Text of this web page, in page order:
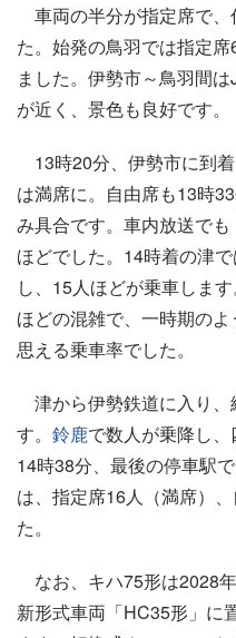
車両の半分が指定席で、
た。始発の鳥羽では指定
ました。伊勢市～鳥羽間
が近く、景色も良好です。
13時20分、伊勢市に到
は満席に。自由席も13時
み具合です。車内放送で
ほどでした。14時着の津
し、15人ほどが乗車しま
ほどの混雑で、一時期の
思える乗車率でした。
津から伊勢鉄道に入り、
す。 鈴鹿で数人が乗降し、
14時38分、最後の停車駅
は、指定席16人（満席）
た。
なお、キハ75形は2028
新形式車両「HC35形」に